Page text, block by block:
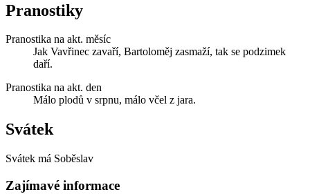
Pranostiky
Pranostika na akt. měsíc
Jak Vavřinec zavaří, Bartoloměj zasmaží, tak se podzimek
daří.
Pranostika na akt. den
Málo plodů v srpnu, málo včel z jara.
Svátek
Svátek má Soběslav
Zajímavé informace